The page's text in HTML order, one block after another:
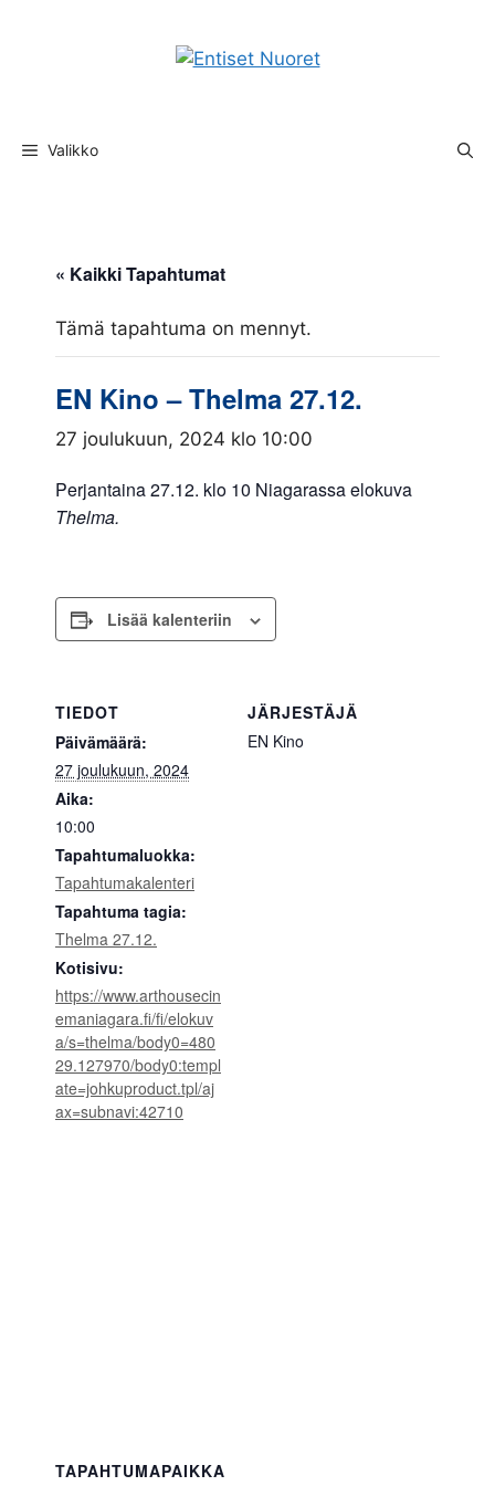
Valikko
« Kaikki Tapahtumat
Tämä tapahtuma on mennyt.
EN Kino – Thelma 27.12.
27 joulukuun, 2024 klo 10:00
Perjantaina 27.12. klo 10 Niagarassa elokuva
Thelma.
Lisää kalenteriin
TIEDOT
Päivämäärä:
27 joulukuun, 2024
Aika:
10:00
Tapahtumaluokka:
Tapahtumakalenteri
Tapahtuma tagia:
Thelma 27.12.
Kotisivu:
https://www.arthousecin
emaniagara.fi/fi/elokuv
a/s=thelma/body0=480
29.127970/body0:templ
ate=johkuproduct.tpl/aj
ax=subnavi:42710
JÄRJESTÄJÄ
EN Kino
TAPAHTUMAPAIKKA